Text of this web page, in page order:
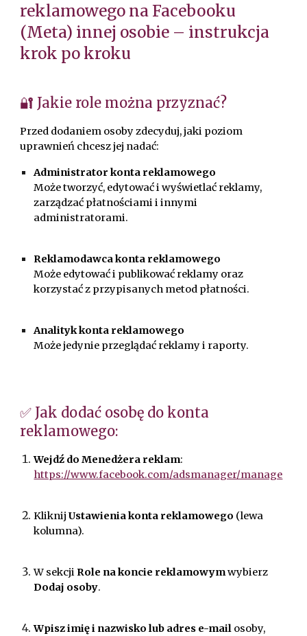
reklamowego na Facebooku
(Meta) innej osobie – instrukcja
krok po kroku
🔐 Jakie role można przyznać?
Przed dodaniem osoby zdecyduj, jaki poziom
uprawnień chcesz jej nadać:
Administrator konta reklamowego
Może tworzyć, edytować i wyświetlać reklamy,
zarządzać płatnościami i innymi
administratorami.
Reklamodawca konta reklamowego
Może edytować i publikować reklamy oraz
korzystać z przypisanych metod płatności.
Analityk konta reklamowego
Może jedynie przeglądać reklamy i raporty.
✅ Jak dodać osobę do konta
reklamowego:
Wejdź do Menedżera reklam:
https://www.facebook.com/adsmanager/manage
KliknijUstawienia konta reklamowego (lewa
kolumna).
W sekcji Role na koncie reklamowymwybierz
Dodaj osoby.
Wpisz imię i nazwisko lub adres e-mail osoby,